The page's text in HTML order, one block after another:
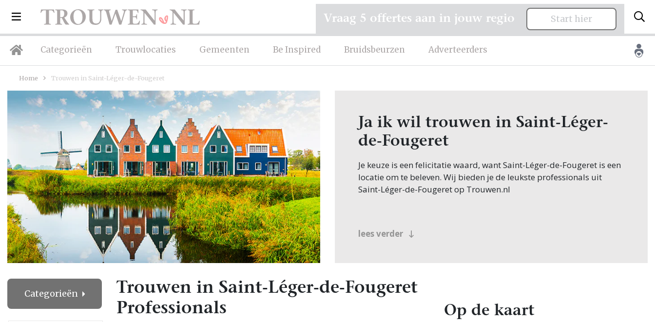
Categorieën Trouwlocaties Gemeenten Be Inspired Bruidsbeurzen Adverteerders
Vraag 5 offertes aan in jouw regio Start hier
Home Trouwen in Saint-Léger-de-Fougeret
Ja ik wil trouwen in Saint-Léger-
de-Fougeret
Je keuze is een felicitatie waard, want Saint-Léger-de-Fougeret is een
locatie om te beleven. Wij bieden je de leukste professionals uit
Saint-Léger-de-Fougeret op Trouwen.nl
lees verder
Categorieën
Trouwen in Saint-Léger-de-Fougeret
Professionals
Op de kaart